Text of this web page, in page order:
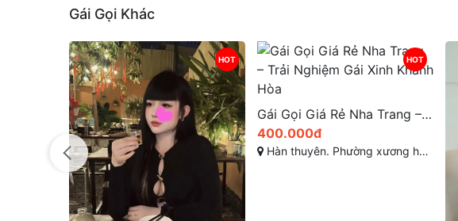
Gái Gọi Khác
HOT HOT
Gái Gọi Giá Rẻ Nha Trang – Trải Nghiệm Gái Xinh Khánh Hòa
400.000đ
Hàn thuyên. Phường xương huân. Tp nha trang . Khánh Hòa